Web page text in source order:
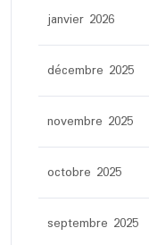
janvier 2026
décembre 2025
novembre 2025
octobre 2025
septembre 2025